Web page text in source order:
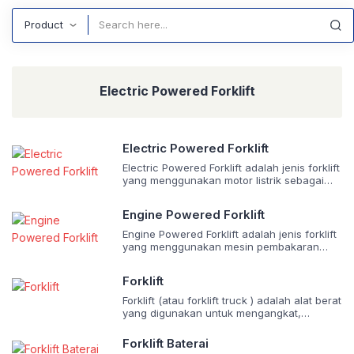
Electric Powered Forklift
Electric Powered Forklift
Electric Powered Forklift adalah jenis forklift
yang menggunakan motor listrik sebagai
baterai isi ulang (rechargeable battery )
dan dirancang untuk digunakan di
lingkungan dalam ruangan (indoor ) karena
tidak menghasilkan emisi gas buang,
area dengan ventilasi terbatas. Fitur Utama
Engine Powered Forklift
Engine Powered Forklift adalah jenis forklift
yang menggunakan mesin pembakaran
menggerakkan operasionalnya. Mesin ini
biasanya ditenagai oleh bahan bakar fosil
seperti diesel , bensin , atau gas propana
(LPG) , dan dirancang untuk digunakan di
area dengan ventilasi memadai karena […]
Forklift
Forklift (atau forklift truck ) adalah alat berat
yang digunakan untuk mengangkat,
(seperti palet, kotak, atau bahan bangunan)
di area industri, gudang, atau lokasi
Forklift Baterai